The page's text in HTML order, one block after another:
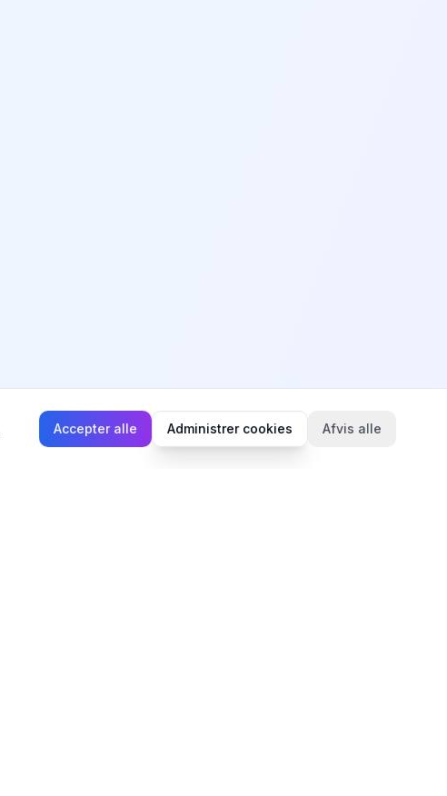
Accepter alle Administrer cookies Afvis alle